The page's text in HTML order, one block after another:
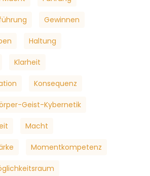
Gewinnen
Haltung
Klarheit
Konsequenz
Geist-Kybernetik
Macht
Momentkompetenz